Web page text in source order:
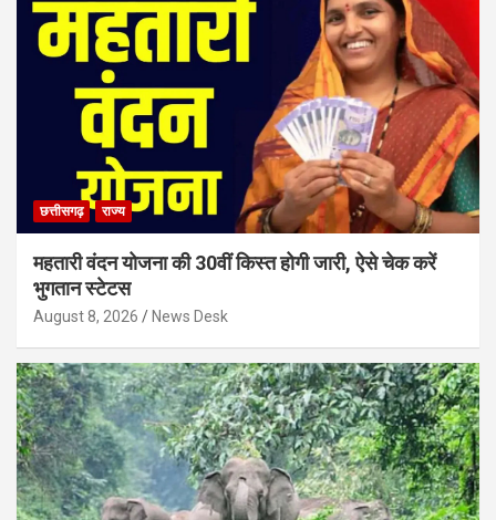
छत्तीसगढ़ राज्य
महतारी वंदन योजना की 30वीं किस्त होगी जारी, ऐसे चेक करें
भुगतान स्टेटस
August 8, 2026 News Desk